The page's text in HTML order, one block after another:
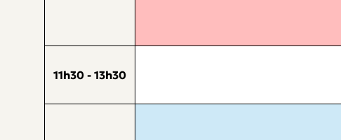
11h30 - 13h30